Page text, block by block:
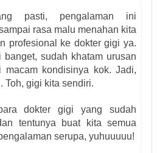
pasti, pengalaman ini
rasa malu menahan kita
profesional ke dokter gigi ya.
sudah khatam urusan
macam kondisinya kok. Jadi,
Toh, gigi kita sendiri.
dokter gigi yang sudah
tentunya buat kita semua
serupa, yuhuuuuu!